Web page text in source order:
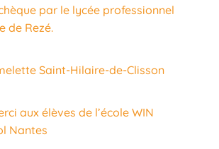
par le lycée professionnel
de Rezé.
Saint-Hilaire-de-Clisson
aux élèves de l’école WIN
Nantes